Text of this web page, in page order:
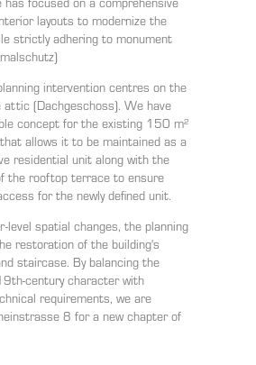
layouts to modernize the
strictly adhering to monument
intervention centres on the
(Dachgeschoss). We have
concept for the existing 150 m²
allows it to be maintained as a
residential unit along with the
the rooftop terrace to ensure
for the newly defined unit.
level spatial changes, the planning
restoration of the building's
staircase. By balancing the
century character with
requirements, we are
8 for a new chapter of